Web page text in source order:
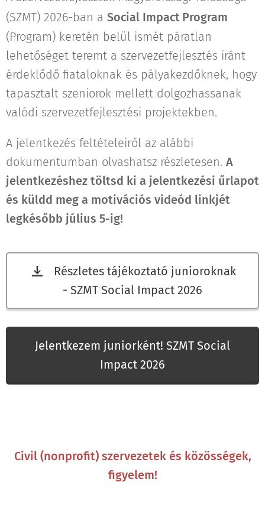
(SZMT) 2026-ban a Social Impact Program
(Program) keretén belül ismét páratlan
lehetőséget teremt a szervezetfejlesztés iránt
érdeklődő fiataloknak és pályakezdőknek, hogy
tapasztalt szeniorok mellett dolgozhassanak
valódi szervezetfejlesztési projektekben.
A jelentkezés feltételeiről az alábbi
dokumentumban olvashatsz részletesen. A
jelentkezéshez töltsd ki a jelentkezési űrlapot
és küldd meg a motivációs videód linkjét
legkésőbb július 5-ig!
Részletes tájékoztató junioroknak
- SZMT Social Impact 2026
Jelentkezem juniorként! SZMT Social
Impact 2026
Civil (nonprofit) szervezetek és közösségek,
figyelem!